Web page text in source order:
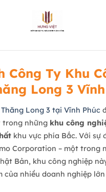
Công Ty Khu
Long 3
Long 3 tại Vĩnh Phúc
trong những khu công
khu vực phía Bắc. Với sự
Corporation – một trong
Bản, khu công nghiệp
của nhiều doanh nghiệp